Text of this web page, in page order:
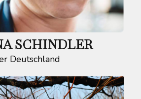
SCHINDLER
Deutschland